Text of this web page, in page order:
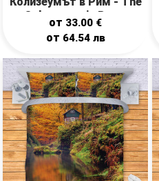
Colosseum in Rome
от 33.00 €
от 64.54 лв